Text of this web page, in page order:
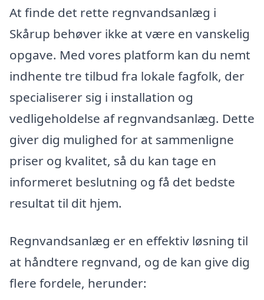
At finde det rette regnvandsanlæg i
Skårup behøver ikke at være en vanskelig
opgave. Med vores platform kan du nemt
indhente tre tilbud fra lokale fagfolk, der
specialiserer sig i installation og
vedligeholdelse af regnvandsanlæg. Dette
giver dig mulighed for at sammenligne
priser og kvalitet, så du kan tage en
informeret beslutning og få det bedste
resultat til dit hjem.
Regnvandsanlæg er en effektiv løsning til
at håndtere regnvand, og de kan give dig
flere fordele, herunder: